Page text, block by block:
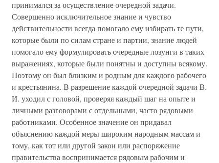
принимался за осуществление очередной задачи.
Совершенно исключительное знание и чувство
действительности всегда помогало ему избирать те пути,
которые были по силам стране и партии, знание людей
помогало ему формулировать очередные лозунги в таких
выражениях, которые были понятны и доступны всякому.
Поэтому он был близким и родным для каждого рабочего
и крестьянина. В разрешение каждой очередной задачи В.
И. уходил с головой, проверяя каждый шаг на опыте и
личными разговорами с отдельными, часто рядовыми
работниками. Особенное значение он придавал
объяснению каждой меры широким народным массам и
тому, как тот или другой закон или распоряжение
правительства воспринимается рядовым рабочим и